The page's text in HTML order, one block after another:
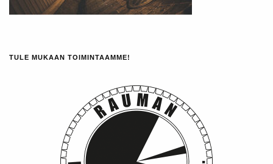
TULE MUKAAN TOIMINTAAMME!